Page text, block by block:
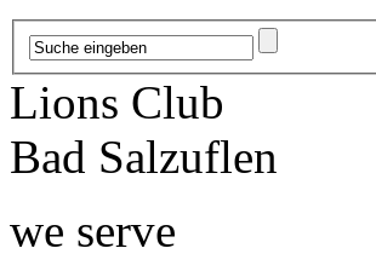
Lions Club
Bad Salzuflen
we serve